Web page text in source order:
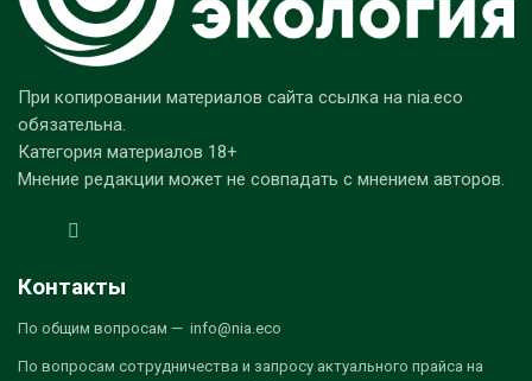
При копировании материалов сайта ссылка на nia.eco
обязательна.
Категория материалов 18+
Мнение редакции может не совпадать с мнением авторов.
Контакты
По общим вопросам — info@nia.eco
По вопросам сотрудничества и запросу актуального прайса на